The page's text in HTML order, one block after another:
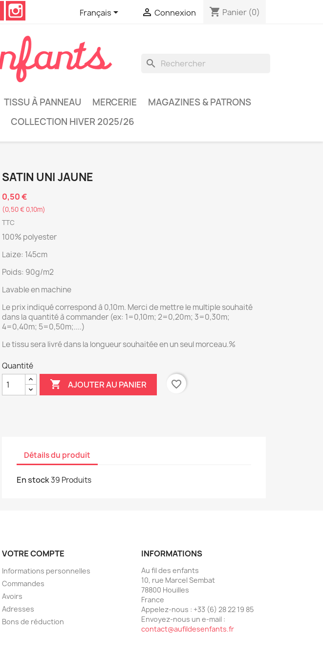
Facebook
Français  Connexion shopping_cart Panier (0)
search
TISSU À PANNEAU MERCERIE
MAGAZINES & PATRONS
COLLECTION HIVER 2025/26
SATIN UNI JAUNE
0,50 €
(0,50 € 0,10m)
TTC
100% polyester
Laize: 145cm
Poids: 90g/m2
Lavable en machine
Le prix indiqué correspond à 0,10m. Merci de mettre le multiple souhaité
dans la quantité à commander (ex: 1=0,10m; 2=0,20m; 3=0,30m;
4=0,40m; 5=0,50m;....)
Le tissu sera livré dans la longueur souhaitée en un seul morceau.%
Quantité
 AJOUTER AU PANIER favorite_border
Détails du produit
En stock39 Produits
VOTRE COMPTE
Informations personnelles
Commandes
Avoirs
Adresses
Bons de réduction
INFORMATIONS
Au fil des enfants
10, rue Marcel Sembat
78800 Houilles
France
Appelez-nous : +33 (6) 28 22 19 85
Envoyez-nous un e-mail :
contact@aufildesenfants.fr